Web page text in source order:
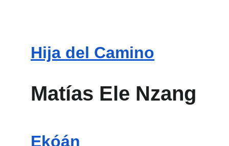
Hija del Camino
Matías Ele Nzang
Ekóán